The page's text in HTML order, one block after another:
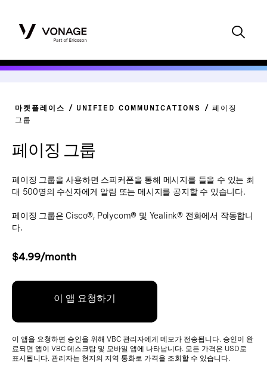
마켓플레이스 UNIFIED COMMUNICATIONS
페이징
그룹
페이징 그룹
페이징 그룹을 사용하면 스피커폰을 통해 메시지를 들을 수 있는 최
대 500명의 수신자에게 알림 또는 메시지를 공지할 수 있습니다.
페이징 그룹은 Cisco®, Polycom® 및 Yealink® 전화에서 작동합니
다.
$4.99/month
이 앱 요청하기
이 앱을 요청하면 승인을 위해 VBC 관리자에게 메모가 전송됩니다. 승인이 완
료되면 앱이 VBC 데스크탑 및 모바일 앱에 나타납니다. 모든 가격은 USD로
표시됩니다. 관리자는 현지의 지역 통화로 가격을 조회할 수 있습니다.